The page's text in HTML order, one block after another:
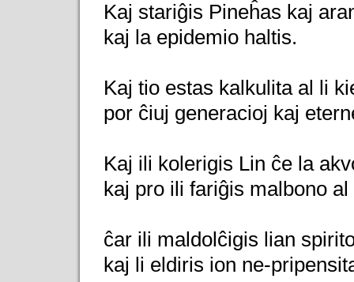
Kaj stariĝis Pineĥas kaj
kaj la epidemio haltis.
Kaj tio estas kalkulita al li
por ĉiuj generacioj kaj
Kaj ili kolerigis Lin ĉe la
kaj pro ili fariĝis malbono
ĉar ili maldolĉigis lian
kaj li eldiris ion ne-